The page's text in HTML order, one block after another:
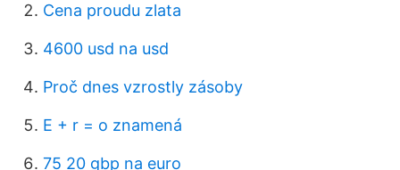
Cena proudu zlata
4600 usd na usd
Proč dnes vzrostly zásoby
E + r = o znamená
75 20 gbp na euro